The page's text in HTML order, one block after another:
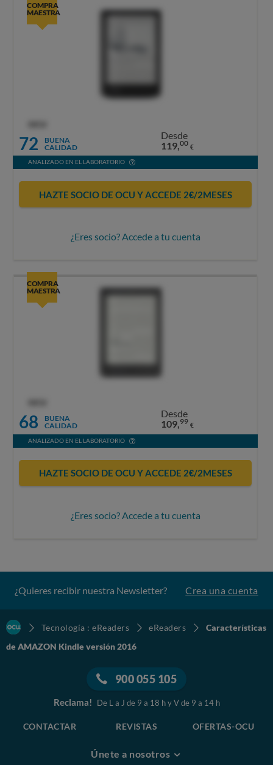
COMPRA
MAESTRA
72
BUENA
CALIDAD
Desde
119,00 €
ANALIZADO EN EL LABORATORIO
HAZTE SOCIO DE OCU Y ACCEDE 2€/2MESES
¿Eres socio? Accede a tu cuenta
COMPRA
MAESTRA
68
BUENA
CALIDAD
Desde
109,99 €
ANALIZADO EN EL LABORATORIO
HAZTE SOCIO DE OCU Y ACCEDE 2€/2MESES
¿Eres socio? Accede a tu cuenta
¿Quieres recibir nuestra Newsletter? Crea una cuenta
Tecnología : eReaders eReaders
Características
de AMAZON Kindle versión 2016
900 055 105
Reclama! De L a J de 9 a 18 h y V de 9 a 14 h
CONTACTAR REVISTAS OFERTAS-OCU
Únete a nosotros